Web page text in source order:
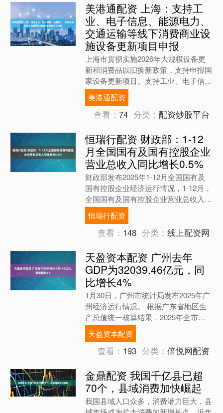
美港通配资 上海：支持工
业、电子信息、能源电力、
交通运输等线下消费商业设
施设备更新项目申报
上海市贯彻实施2026年大规模设备更
新和消费品以旧换新政策，支持申报国
家设备更新项目。支持工业、电子信
息、能源电力、交通运输、物流、教
育、文旅、医疗、设施农业、....
美港通配资
查看：74 分类：配资炒股平台
恒瑞行配资 财政部：1-12
月全国国有及国有控股企业
营业总收入同比增长0.5%
财政部发布2025年1-12月全国国有及
国有控股企业经济运行情况，1-12月，
全国国有及国有控股企业营业总收入同
比增长0.5%，利润总额同比下降
6.3%。....
恒瑞行配资
查看： 148 分类：线上配资网
天盈资本配资 广州去年
GDP为32039.46亿元，同
比增长4%
1月30日，广州市统计局发布2025年广
州经济运行情况。 根据广东省地区生
产总值统一核算结果，2025年全市地
区生产总值32039.46亿元，按不变价格
计算，同....
天盈资本配资
查看： 193 分类：倍悦网配资
金鼎配资 我国千亿县已超
70个，县域消费加快崛起
我国县域人口众多，消费潜力巨大，县